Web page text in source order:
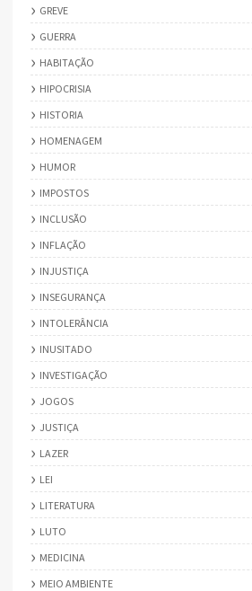
GREVE
GUERRA
HABITAÇÃO
HIPOCRISIA
HISTORIA
HOMENAGEM
HUMOR
IMPOSTOS
INCLUSÃO
INFLAÇÃO
INJUSTIÇA
INSEGURANÇA
INTOLERÂNCIA
INUSITADO
INVESTIGAÇÃO
JOGOS
JUSTIÇA
LAZER
LEI
LITERATURA
LUTO
MEDICINA
MEIO AMBIENTE